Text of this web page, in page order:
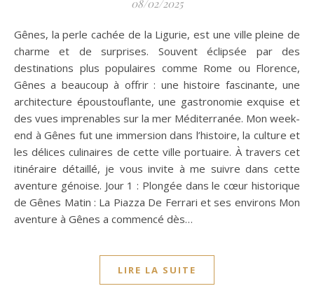
08/02/2025
Gênes, la perle cachée de la Ligurie, est une ville pleine de
charme et de surprises. Souvent éclipsée par des
destinations plus populaires comme Rome ou Florence,
Gênes a beaucoup à offrir : une histoire fascinante, une
architecture époustouflante, une gastronomie exquise et
des vues imprenables sur la mer Méditerranée. Mon week-
end à Gênes fut une immersion dans l’histoire, la culture et
les délices culinaires de cette ville portuaire. À travers cet
itinéraire détaillé, je vous invite à me suivre dans cette
aventure génoise. Jour 1 : Plongée dans le cœur historique
de Gênes Matin : La Piazza De Ferrari et ses environs Mon
aventure à Gênes a commencé dès…
LIRE LA SUITE